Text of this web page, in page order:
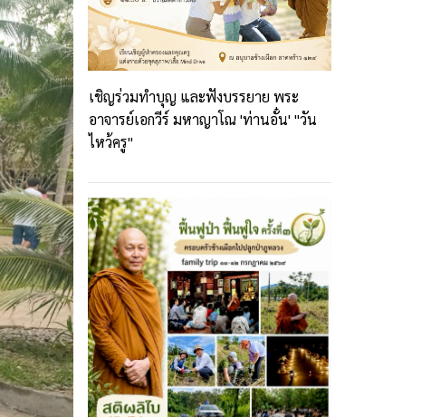
เชิญร่วมทำบุญ และฟังบรรยาย พระ
อาจารย์เอกวีร์ มหาญาโณ 'ท่านอั๋น' "วัน
ไหว้ครู"